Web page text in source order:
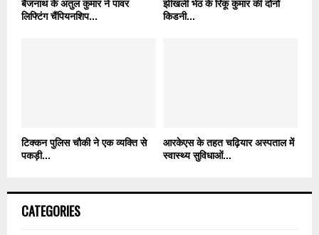
बैजनाथ के अतुल कुमार ने पावर
लिफ्टिंग चैंपियनशिप...
झीखली भेठ के रिंकू कुमार की दोनों
किडनी...
टिक्कन पुलिस चौकी ने एक व्यक्ति से
पकड़ी...
आरकेएस के तहत चढ़ियार अस्पताल में
स्वास्थ्य सुविधाओं...
CATEGORIES